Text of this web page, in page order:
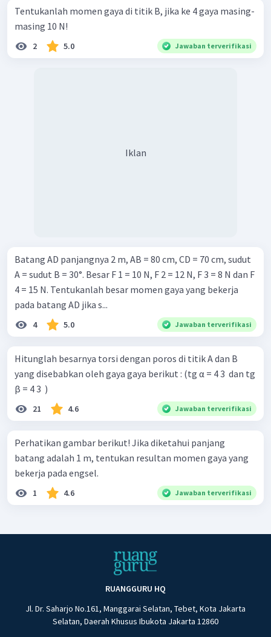
Tentukanlah momen gaya di titik B, jika ke 4 gaya masing-
masing 10 N!
2 5.0 Jawaban terverifikasi
Iklan
Batang AD panjangnya 2 m, AB = 80 cm, CD = 70 cm, sudut
A = sudut B = 30°. Besar F 1 = 10 N, F 2 = 12 N, F 3 = 8 N dan F
4 = 15 N. Tentukanlah besar momen gaya yang bekerja
pada batang AD jika s...
4 5.0 Jawaban terverifikasi
Hitunglah besarnya torsi dengan poros di titik A dan B
yang disebabkan oleh gaya gaya berikut : (tg α = 4 3 ​ dan tg
β = 4 3 ​ )
21 4.6 Jawaban terverifikasi
Perhatikan gambar berikut! Jika diketahui panjang
batang adalah 1 m, tentukan resultan momen gaya yang
bekerja pada engsel.
1 4.6 Jawaban terverifikasi
RUANGGURU HQ
Jl. Dr. Saharjo No.161, Manggarai Selatan, Tebet, Kota Jakarta
Selatan, Daerah Khusus Ibukota Jakarta 12860